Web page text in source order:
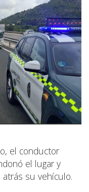
el conductor
el lugar y
su vehículo.